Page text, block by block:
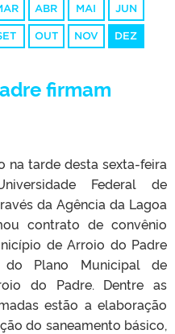
ABR MAI JUN
OUT NOV DEZ
firmam
na tarde desta sexta-feira
Federal de
da Agência da Lagoa
contrato de convênio
de Arroio do Padre
do Plano Municipal de
do Padre. Dentre as
estão a elaboração
do saneamento básico,